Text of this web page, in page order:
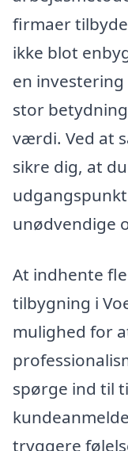
firmaer
ikke blot
en
stor
værdi. Ved at
sikre dig, at
unødvendige
At indhente
tilbygning i
mulighed for
spørge ind til
tryggere